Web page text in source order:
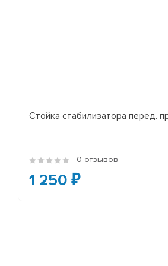
Стойка стабилизатора перед.
0 отзывов
1 250 ₽